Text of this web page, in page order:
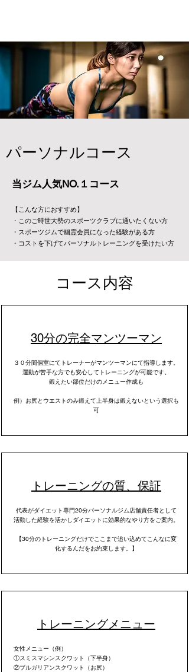
​パーソナルコース
​当ジム人気NO.１コース
【こんな方におすすめ】
・このご時世大勢のスポーツクラブに通いたくない方
・スポーツジムで幽霊会員になった経験がある方
​・コストを下げてパーソナルトレーニングを受けたい方
​コース内容
30分の完全マンツーマン
​３０分間個室にてトレーナーがマンツーマンにて指導します。
運動が苦手な方でも安心してトレーニングが可能です。
鍛えたい部位だけのメニュー作成も
​例）お尻とウエストのみ鍛えて上半身は鍛えないという選択も
可
​トレーニングの質、保証
代表がダイエット専門20分パーソナルジム店舗責任者として
活動した経験を活かしダイエットに効果的なやり方をご案内。
【30分のトレーニングだけでここまで追い込めてこんなに変
化するんだをお約束します。】
トレーニングメニュー
女性メニュー（例）
①スミスマシンスクワット（下半身）
②ブルガリアンスクワット（お尻）